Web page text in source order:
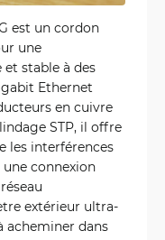
est un cordon
une
stable à des
Ethernet
en cuivre
STP, il offre
les interférences
connexion
extérieur ultra-
acheminer dans